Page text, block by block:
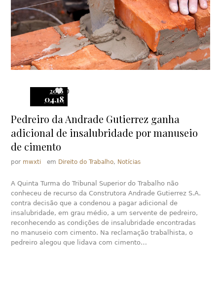
2016
04.18
0
Pedreiro da Andrade Gutierrez ganha
adicional de insalubridade por manuseio
de cimento
por mwxti em Direito do Trabalho, Notícias
A Quinta Turma do Tribunal Superior do Trabalho não
conheceu de recurso da Construtora Andrade Gutierrez S.A.
contra decisão que a condenou a pagar adicional de
insalubridade, em grau médio, a um servente de pedreiro,
reconhecendo as condições de insalubridade encontradas
no manuseio com cimento. Na reclamação trabalhista, o
pedreiro alegou que lidava com cimento…